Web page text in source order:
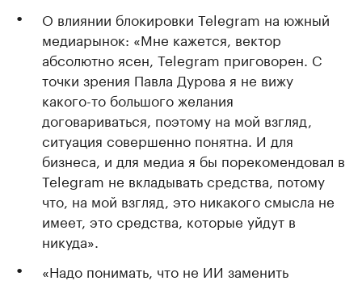
О влиянии блокировки Telegram на южный
медиарынок: «Мне кажется, вектор
абсолютно ясен, Telegram приговорен. С
точки зрения Павла Дурова я не вижу
какого-то большого желания
договариваться, поэтому на мой взгляд,
ситуация совершенно понятна. И для
бизнеса, и для медиа я бы порекомендовал в
Telegram не вкладывать средства, потому
что, на мой взгляд, это никакого смысла не
имеет, это средства, которые уйдут в
никуда».
«Надо понимать, что не ИИ заменить